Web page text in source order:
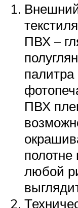
ПВХ –
ПВХ
любой